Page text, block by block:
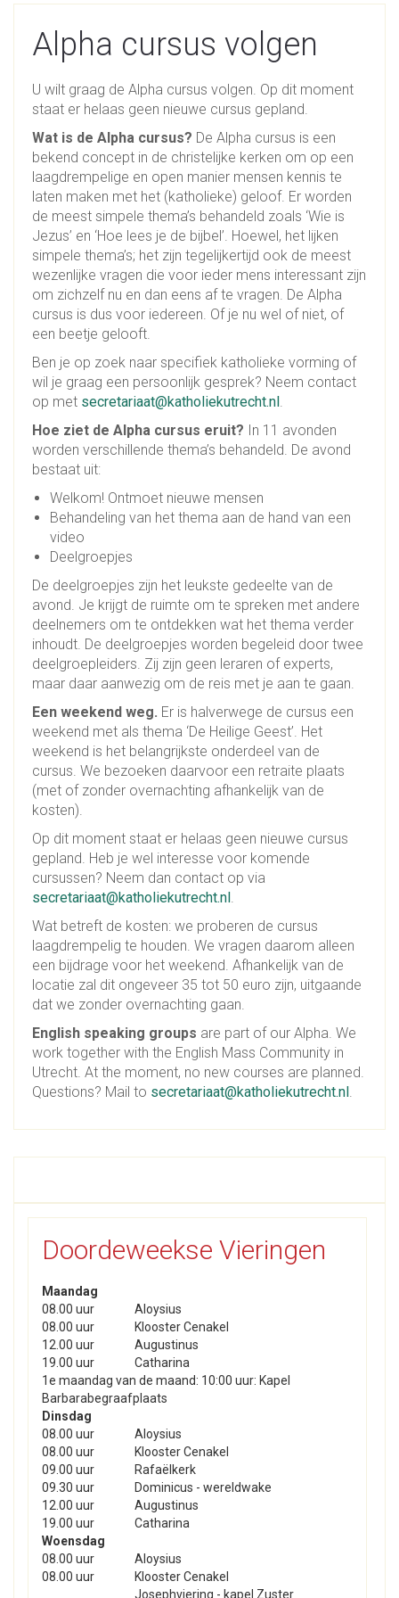
Alpha cursus volgen
U wilt graag de Alpha cursus volgen. Op dit moment
staat er helaas geen nieuwe cursus gepland.
Wat is de Alpha cursus? De Alpha cursus is een
bekend concept in de christelijke kerken om op een
laagdrempelige en open manier mensen kennis te
laten maken met het (katholieke) geloof. Er worden
de meest simpele thema’s behandeld zoals ‘Wie is
Jezus’ en ‘Hoe lees je de bijbel’. Hoewel, het lijken
simpele thema’s; het zijn tegelijkertijd ook de meest
wezenlijke vragen die voor ieder mens interessant zijn
om zichzelf nu en dan eens af te vragen. De Alpha
cursus is dus voor iedereen. Of je nu wel of niet, of
een beetje gelooft.
Ben je op zoek naar specifiek katholieke vorming of
wil je graag een persoonlijk gesprek? Neem contact
op met secretariaat@katholiekutrecht.nl.
Hoe ziet de Alpha cursus eruit? In 11 avonden
worden verschillende thema’s behandeld. De avond
bestaat uit:
Welkom! Ontmoet nieuwe mensen
Behandeling van het thema aan de hand van een
video
Deelgroepjes
De deelgroepjes zijn het leukste gedeelte van de
avond. Je krijgt de ruimte om te spreken met andere
deelnemers om te ontdekken wat het thema verder
inhoudt. De deelgroepjes worden begeleid door twee
deelgroepleiders. Zij zijn geen leraren of experts,
maar daar aanwezig om de reis met je aan te gaan.
Een weekend weg. Er is halverwege de cursus een
weekend met als thema ‘De Heilige Geest’. Het
weekend is het belangrijkste onderdeel van de
cursus. We bezoeken daarvoor een retraite plaats
(met of zonder overnachting afhankelijk van de
kosten).
Op dit moment staat er helaas geen nieuwe cursus
gepland. Heb je wel interesse voor komende
cursussen? Neem dan contact op via
secretariaat@katholiekutrecht.nl.
Wat betreft de kosten: we proberen de cursus
laagdrempelig te houden. We vragen daarom alleen
een bijdrage voor het weekend. Afhankelijk van de
locatie zal dit ongeveer 35 tot 50 euro zijn, uitgaande
dat we zonder overnachting gaan.
English speaking groups are part of our Alpha. We
work together with the English Mass Community in
Utrecht. At the moment, no new courses are planned.
Questions? Mail to secretariaat@katholiekutrecht.nl.
Doordeweekse Vieringen
Maandag
08.00 uur
Aloysius
08.00 uur
Klooster Cenakel
12.00 uur
Augustinus
19.00 uur
Catharina
1e maandag van de maand: 10:00 uur: Kapel
Barbarabegraafplaats
Dinsdag
08.00 uur
Aloysius
08.00 uur
Klooster Cenakel
09.00 uur
Rafaëlkerk
09.30 uur
Dominicus - wereldwake
12.00 uur
Augustinus
19.00 uur
Catharina
Woensdag
08.00 uur
Aloysius
08.00 uur
Klooster Cenakel
Josephviering - kapel Zuster